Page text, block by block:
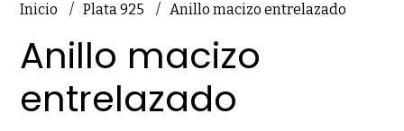
Inicio Plata 925 Anillo macizo entrelazado
Anillo macizo
entrelazado